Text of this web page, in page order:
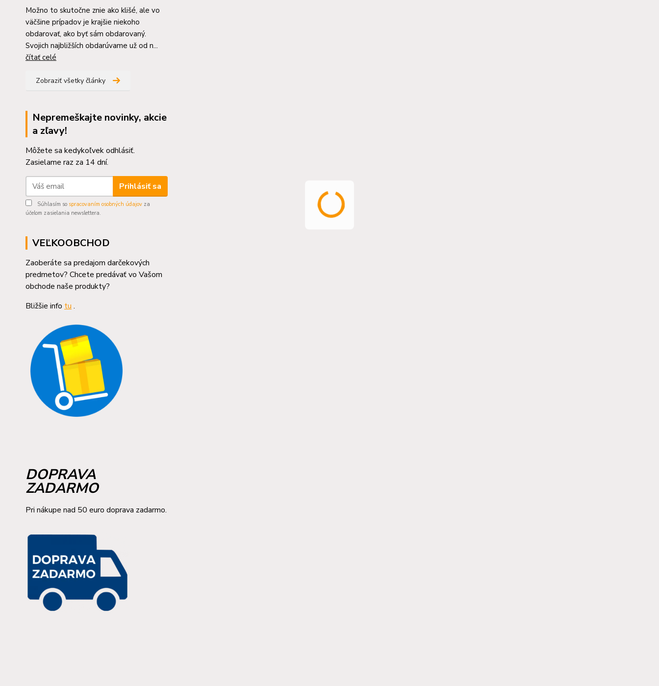
Možno to skutočne znie ako klišé, ale vo
väčšine prípadov je krajšie niekoho
obdarovať, ako byť sám obdarovaný.
Svojich najbližších obdarúvame už od n...
čítať celé
Zobraziť všetky články
Nepremeškajte novinky, akcie
a zľavy!
Môžete sa kedykoľvek odhlásiť.
Zasielame raz za 14 dní.
Prihlásiť sa
Súhlasím so spracovaním osobných údajov za
účelom zasielania newslettera.
VEĽKOOBCHOD
Zaoberáte sa predajom darčekových
predmetov? Chcete predávať vo Vašom
obchode naše produkty?
Bližšie info tu .
DOPRAVA
ZADARMO
Pri nákupe nad 50 euro doprava zadarmo.